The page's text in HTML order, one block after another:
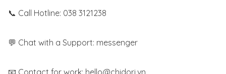
📞 Call Hotline: 038 3121238
💬 Chat with a Support: messenger